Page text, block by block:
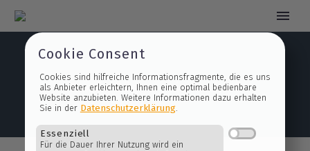
Cookie Consent
Cookies sind hilfreiche Informationsfragmente, die es
als Anbieter erleichtern, Ihnen eine optimal bedienbare
Website anzubieten. Weitere Informationen dazu
Sie in derDatenschutzerklärung.
Ramón Bögge – ein Nachruf